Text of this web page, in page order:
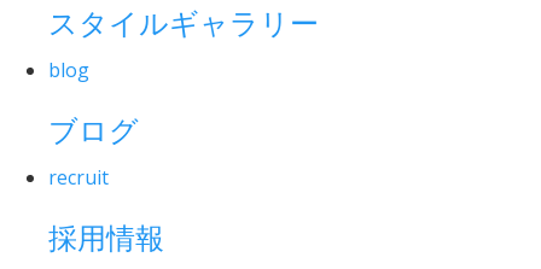
スタイルギャラリー
blog
ブログ
recruit
採用情報